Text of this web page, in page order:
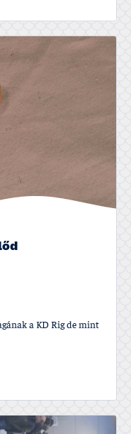
a KD Rig de mint